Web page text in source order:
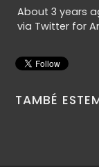
About 3 years
via Twitter for
TAMBÉ